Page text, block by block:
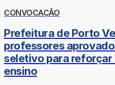
CONVOCAÇÃO
Prefeitura de Porto
professores
seletivo para reforçar
ensino